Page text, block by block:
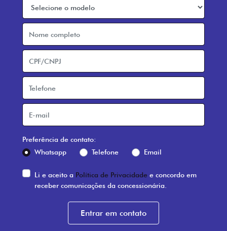
Preferência de contato:
Whatsapp
Telefone Email
Li e aceito a Política de Privacidade e concordo em
receber comunicações da concessionária.
Entrar em contato